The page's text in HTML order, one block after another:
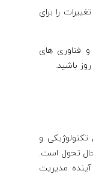
را برای
فناوری های
باشید.
تکنولوژیکی و
حال تحول است.
مدیریت